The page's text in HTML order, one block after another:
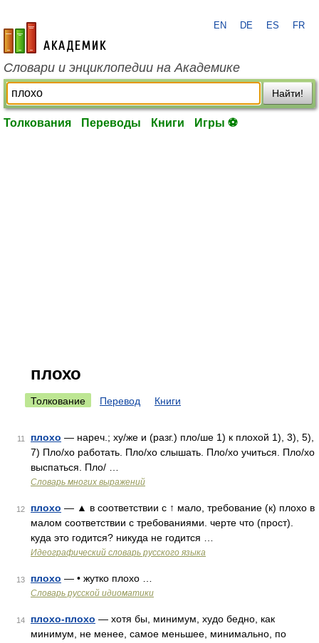
academic.ru
EN DE ES FR
Словари и энциклопедии на Академике
Найти!
Толкования Переводы Книги Игры ⚽
плохо
Толкование Перевод Книги
11 плохо — нареч.; ху/же и (разг.) пло/ше 1) к плохой 1), 3), 5),
7) Пло/хо работать. Пло/хо слышать. Пло/хо учиться. Пло/хо
выспаться. Пло/ …
Словарь многих выражений
12 плохо — ▲ в соответствии с ↑ мало, требование (к) плохо в
малом соответствии с требованиями. черте что (прост).
куда это годится? никуда не годится …
Идеографический словарь русского языка
13 плохо — • жутко плохо …
Словарь русской идиоматики
14 плохо-плохо — хотя бы, минимум, худо бедно, как
минимум, не менее, самое меньшее, минимально, по